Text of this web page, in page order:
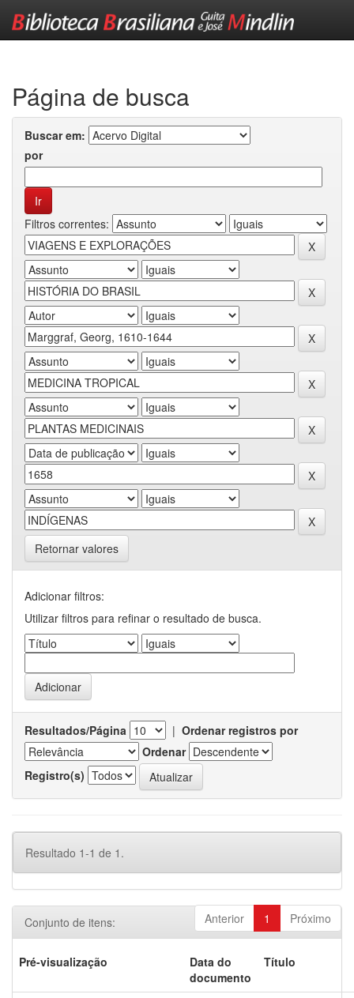
Página de busca
Buscar em:
por
Filtros correntes:
Retornar valores
Adicionar filtros:
Utilizar filtros para refinar o resultado de busca.
Resultados/Página | Ordenar registros por
Ordenar
Registro(s)
Resultado 1-1 de 1.
Anterior 1 Próximo
Conjunto de itens:
Pré-visualização
Data do
documento
Título